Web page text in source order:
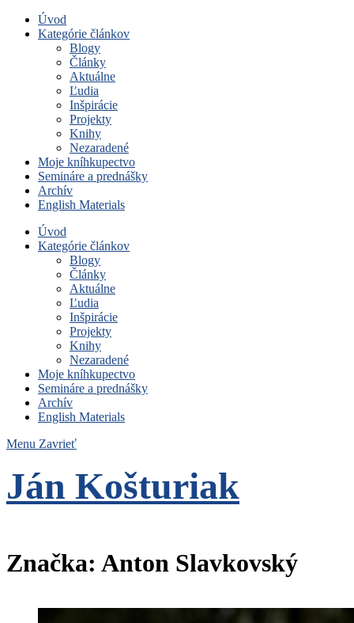
Úvod
Kategórie článkov
Blogy
Články
Aktuálne
Ľudia
Inšpirácie
Projekty
Knihy
Nezaradené
Moje kníhkupectvo
Semináre a prednášky
Archív
English Materials
Úvod
Kategórie článkov
Blogy
Články
Aktuálne
Ľudia
Inšpirácie
Projekty
Knihy
Nezaradené
Moje kníhkupectvo
Semináre a prednášky
Archív
English Materials
Menu Zavrieť
Ján Košturiak
Značka: Anton Slavkovský